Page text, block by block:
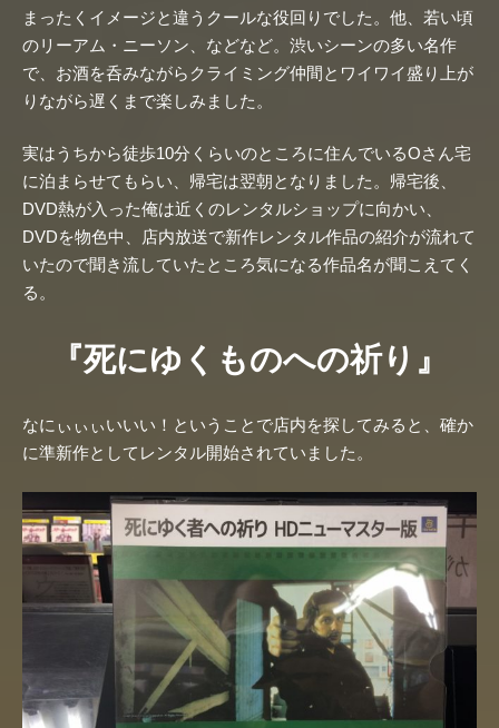
まったくイメージと違うクールな役回りでした。他、若い頃
のリーアム・ニーソン、などなど。渋いシーンの多い名作
で、お酒を呑みながらクライミング仲間とワイワイ盛り上が
りながら遅くまで楽しみました。
実はうちから徒歩10分くらいのところに住んでいるOさん宅
に泊まらせてもらい、帰宅は翌朝となりました。帰宅後、
DVD熱が入った俺は近くのレンタルショップに向かい、
DVDを物色中、店内放送で新作レンタル作品の紹介が流れて
いたので聞き流していたところ気になる作品名が聞こえてく
る。
『死にゆくものへの祈り』
なにぃぃぃいいい！ということで店内を探してみると、確か
に準新作としてレンタル開始されていました。